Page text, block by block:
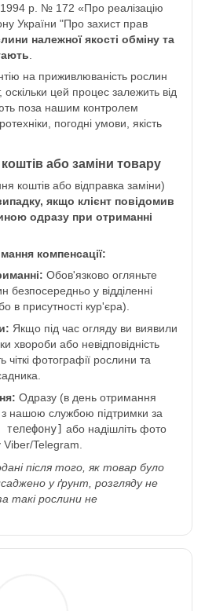
1994 р. № 172 «Про реалізацію
України "Про захист прав
належної якості обміну та
на приживлюваність рослин
оскільки цей процес залежить від
поза нашим контролем
погодні умови, якість
або заміни товару
коштів або відправка заміни)
якщо клієнт повідомив
одразу при отриманні
компенсації:
Обов'язково огляньте
безпосередньо у відділенні
в присутності кур'єра).
Якщо під час огляду ви виявили
хвороби або невідповідність
чіткі фотографії рослини та
Одразу (в день отримання
з нашою службою підтримки за
телефону] або надішліть фото
Telegram.
після того, як товар було
у ґрунт, розгляду не
такі рослини не